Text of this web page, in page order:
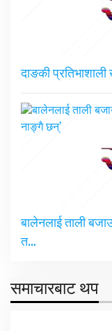
दाङकी
बालेनलाई ताली
त…
समाचारबाट थप